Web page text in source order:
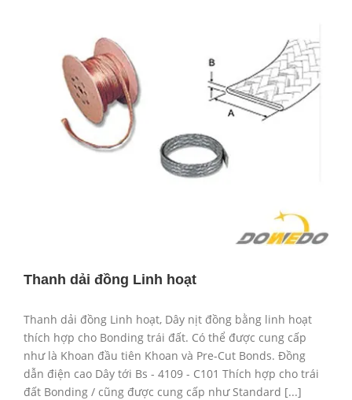
Thanh dải đồng Linh hoạt
Thanh dải đồng Linh hoạt, Dây nịt đồng bằng linh hoạt
thích hợp cho Bonding trái đất. Có thể được cung cấp
như là Khoan đầu tiên Khoan và Pre-Cut Bonds. Đồng
dẫn điện cao Dây tới Bs - 4109 - C101 Thích hợp cho trái
đất Bonding / cũng được cung cấp như Standard [...]